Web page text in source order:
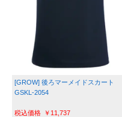
[GROW] 後ろマーメイドスカート
GSKL-2054
￥11,737